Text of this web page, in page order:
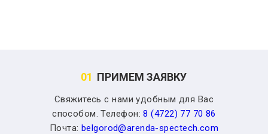
01 ПРИМЕМ ЗАЯВКУ
Свяжитесь с нами удобным для Вас
способом. Телефон:8 (4722) 77 70 86
Почта: belgorod@arenda-spectech.com